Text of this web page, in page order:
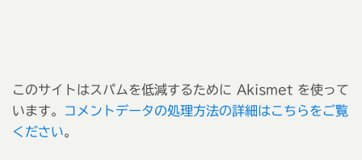
このサイトはスパムを低減するために Akismet を使って
います。
コメントデータの処理方法の詳細はこちらをご覧
ください。